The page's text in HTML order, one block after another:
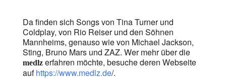
Da finden sich Songs von Tina Turner und
Coldplay, von Rio Reiser und den Söhnen
Mannheims, genauso wie von Michael Jackson,
Sting, Bruno Mars und ZAZ. Wer mehr über die
medlzerfahren möchte, besuche deren Webseite
aufhttps://www.medlz.de/.